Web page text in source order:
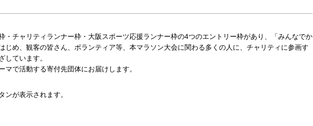
・チャリティランナー枠・大阪スポーツ応援ランナー枠の4つのエントリー枠があり、「みんなでか
じめ、観客の皆さん、ボランティア等、本マラソン大会に関わる多くの人に、チャリティに参画す
しています。
で活動する寄付先団体にお届けします。
ンが表示されます。